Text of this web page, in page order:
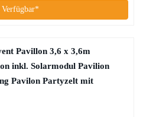
Pavillon 3,6 x 3,6m
inkl. Solarmodul Pavilion
Pavilon Partyzelt mit